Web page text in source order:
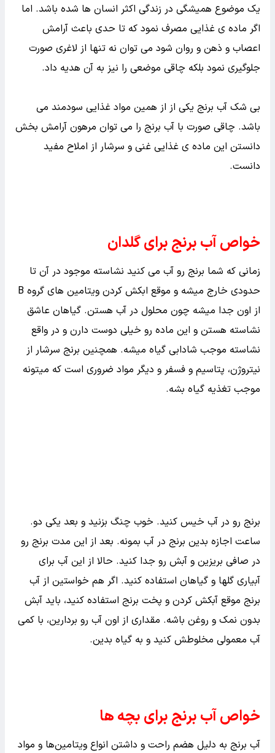
یک موضوع همیشگی در زندگی اکثر انسان ها شده باشد. اما
اگر ماده ی غذایی مصرف نمود که تا حدی باعث آرامش
اعصاب و ذهن و روان شود می توان نه تنها از لاغری صورت
جلوگیری نمود بلکه چاقی موضعی را نیز به آن هدیه داد.
بی شک آب برنج یکی از از همین مواد غذایی سودمند می
باشد. چاقی صورت با آب برنج را می توان مرهون آرامش بخش
دانستن این ماده ی غذایی غنی و سرشار از املاح مفید
دانست.
خواص آب برنج برای گلدان
زمانی که شما برنج رو آب می کنید نشاسته موجود در آن تا
حدودی خارج میشه و موقع ابکش کردن ویتامین های گروه B
از اون جدا میشه چون محلول در آب هستن. گیاهان عاشق
نشاسته هستن و این ماده رو خیلی دوست دارن و در واقع
نشاسته موجب شادابی گیاه میشه. همچنین برنج سرشار از
نیتروژن، پتاسیم و فسفر و دیگر مواد ضروری است که میتونه
موجب تغذیه گیاه بشه.
ساعت اجازه بدین برنج در آب بمونه. بعد از این مدت برنج رو
در صافی بریزین و آبش رو جدا کنید. حالا از این آب برای
آبیاری گلها و گیاهان استفاده کنید. اگر هم خواستین از آب